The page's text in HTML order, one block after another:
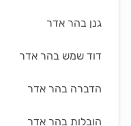
גנן בהר אדר
דוד שמש בהר אדר
הדברה בהר אדר
הובלות בהר אדר